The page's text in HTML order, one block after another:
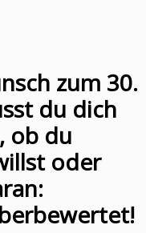
zum 30.
du dich
ob du
oder